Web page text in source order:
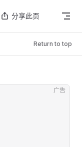
分享此页
Return to top
广告